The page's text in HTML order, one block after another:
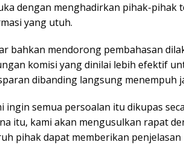
dengan menghadirkan pihak-pihak
yang utuh.
bahkan mendorong pembahasan
komisi yang dinilai lebih efektif
dibanding langsung menempuh
ingin semua persoalan itu dikupas
itu, kami akan mengusulkan rapat
pihak dapat memberikan penjelasan